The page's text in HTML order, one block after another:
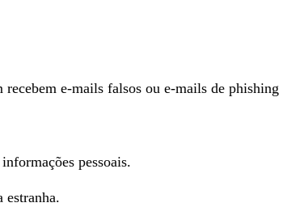
recebem e-mails falsos ou e-mails de
pessoais.
estranha.